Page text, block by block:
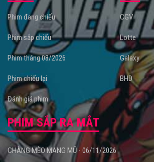
Phim đang chiếu
Phim sắp chiếu
Phim tháng 08/2026
Phim chiếu lại
Đánh giá phim
CGV
Lotte
Galaxy
BHD
PHIM SẮP RA MẮT
CHÀNG MÈO MANG MŨ - 06/11/2026